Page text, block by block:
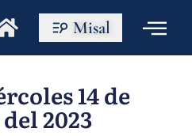
Misal
14 de
2023